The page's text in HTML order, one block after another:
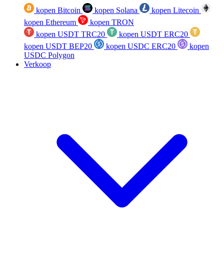
kopen Bitcoin kopen Solana
kopen Litecoin
kopen Ethereum
kopen TRON
kopen USDT TRC20
kopen USDT ERC20
kopen USDT BEP20
kopen USDC ERC20
kopen
USDC Polygon
Verkoop